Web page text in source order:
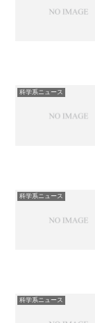
科学系ニュース
科学系ニュース
科学系ニュース